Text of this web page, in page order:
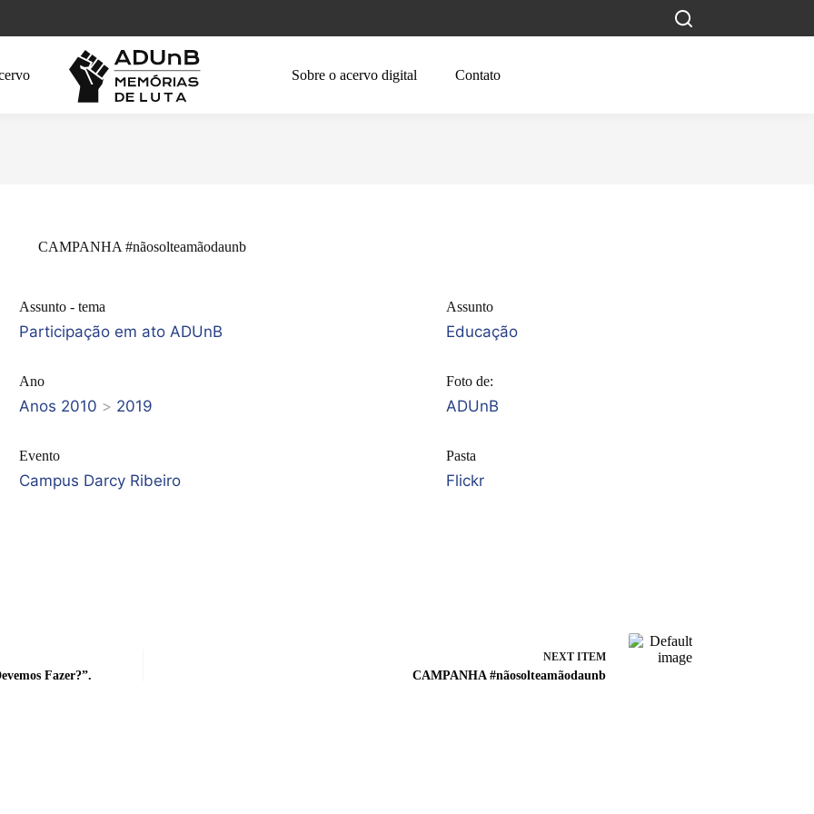
Sobre o acervo digital Contato
CAMPANHA #nãosolteamãodaunb
Assunto - tema
Participação em ato ADUnB
Ano
Anos 2010 > 2019
Evento
Campus Darcy Ribeiro
Assunto
Educação
Foto de:
ADUnB
Pasta
Flickr
Fazer?”.
NEXT ITEM
CAMPANHA #nãosolteamãodaunb